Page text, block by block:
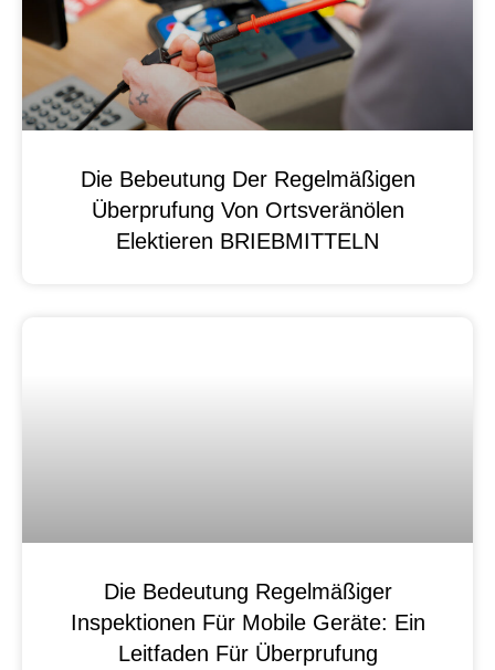
Die Bebeutung Der Regelmäßigen
Überprufung Von Ortsveränölen
Elektieren BRIEBMITTELN
Die Bedeutung Regelmäßiger
Inspektionen Für Mobile Geräte: Ein
Leitfaden Für Überprufung